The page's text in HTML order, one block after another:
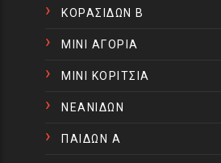
ΚΟΡΑΣΙΔΩΝ Β
ΜΙΝΙ ΑΓΟΡΙΑ
ΜΙΝΙ ΚΟΡΙΤΣΙΑ
ΝΕΑΝΙΔΩΝ
ΠΑΙΔΩΝ Α